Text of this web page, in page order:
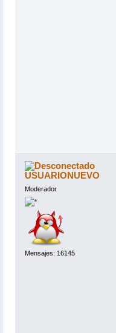
USUARIONUEVO
Moderador
Mensajes: 16145